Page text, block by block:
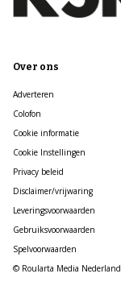
Over ons
Adverteren
Colofon
Cookie informatie
Cookie Instellingen
Privacy beleid
Disclaimer/vrijwaring
Leveringsvoorwaarden
Gebruiksvoorwaarden
Spelvoorwaarden
© Roularta Media Nederland